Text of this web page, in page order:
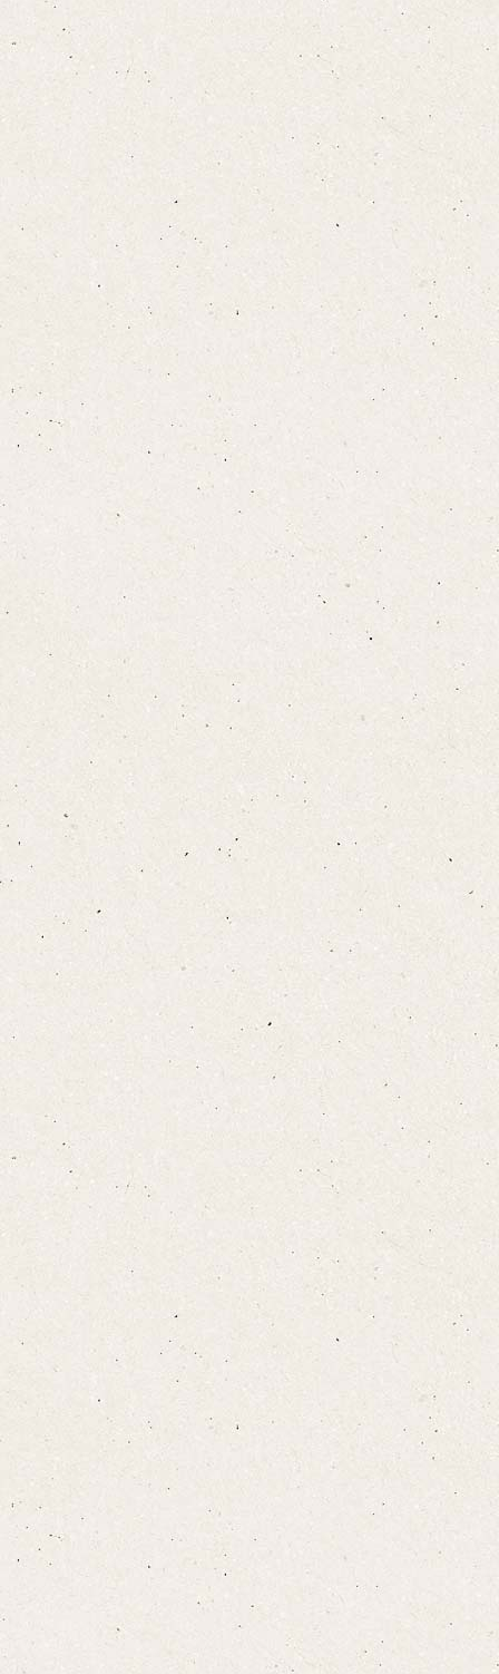
お布団敷きについて
設備·アメニティ
宿泊プランをみる
お布団敷きについて
宿泊プランをみる